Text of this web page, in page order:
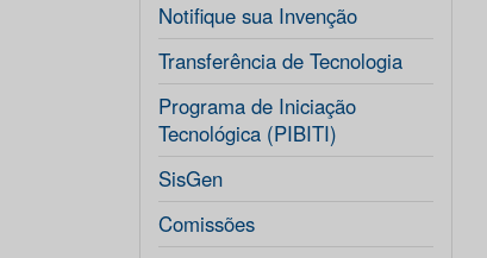
Notifique sua Invenção
Transferência de Tecnologia
Programa de Iniciação
Tecnológica (PIBITI)
SisGen
Comissões